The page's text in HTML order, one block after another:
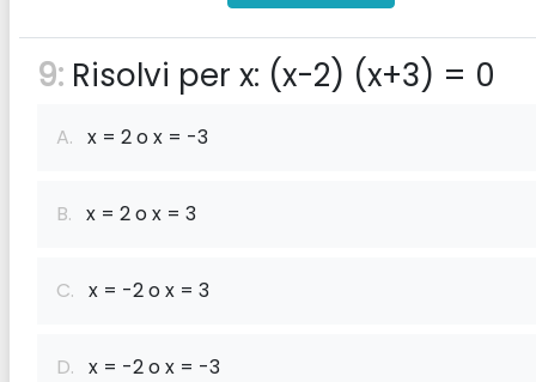
9: Risolvi per x: (x-2) (x+3) = 0
A. x = 2 o x = -3
B. x = 2 o x = 3
C. x = -2 o x = 3
D. x = -2 o x = -3